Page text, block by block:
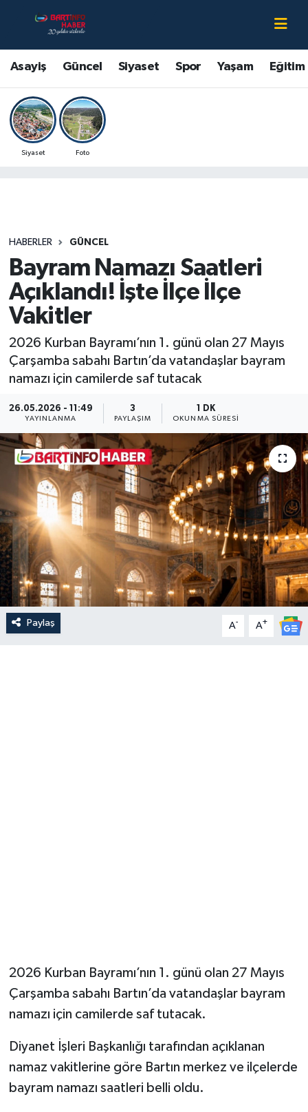
Asayiş Güncel Siyaset Spor Yaşam Eğitim
Siyaset Foto
HABERLER GÜNCEL
Bayram Namazı Saatleri
Açıklandı! İşte İlçe İlçe
Vakitler
2026 Kurban Bayramı’nın 1. günü olan 27 Mayıs
Çarşamba sabahı Bartın’da vatandaşlar bayram
namazı için camilerde saf tutacak
26.05.2026 - 11:49
YAYINLANMA
3
PAYLAŞIM
1 DK
OKUNMA SÜRESI
Paylaş A- A+
2026 Kurban Bayramı’nın 1. günü olan 27 Mayıs
Çarşamba sabahı Bartın’da vatandaşlar bayram
namazı için camilerde saf tutacak.
Diyanet İşleri Başkanlığı tarafından açıklanan
namaz vakitlerine göre Bartın merkez ve ilçelerde
bayram namazı saatleri belli oldu.
Asayiş
Bartın Hakkında
Çevre
Eğitim
Kültür-Sanat
Magazin
Sağlık
Sinema
Sivil Toplum
Siyaset
Spor
Tarım
Turizm
Yaşam
Bartın Nöbetçi Eczaneler
Bartın Hava Durumu
Bartin Namaz Vakitleri
Bartın Trafik Yoğunluk Haritası
Son Dakika Haberleri
Haber Arşivi